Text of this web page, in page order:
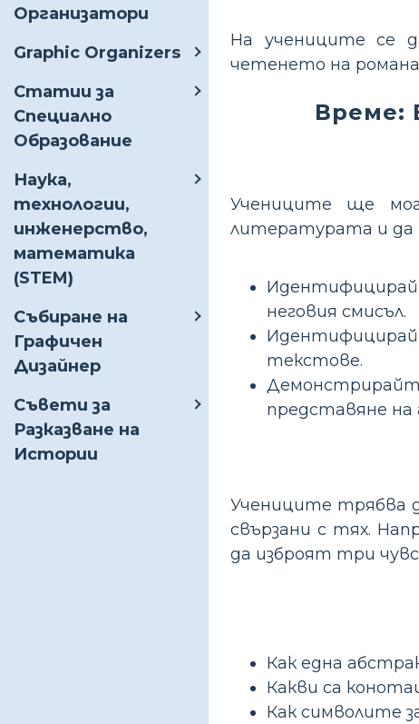
Организатори
Graphic Organizers
Статии за
Специално
Образование
Наука,
технологии,
инженерство,
математика
(STEM)
Събиране на
Графичен
Дизайнер
Съвети за
Разказване на
Истории
На учениците се
четенето на
Време:
Учениците ще
литературата и да
неговия смисъл.
текстове.
представяне
Учениците трябва
свързани с тях.
да изброят три
Как една
Какви са
Как символите